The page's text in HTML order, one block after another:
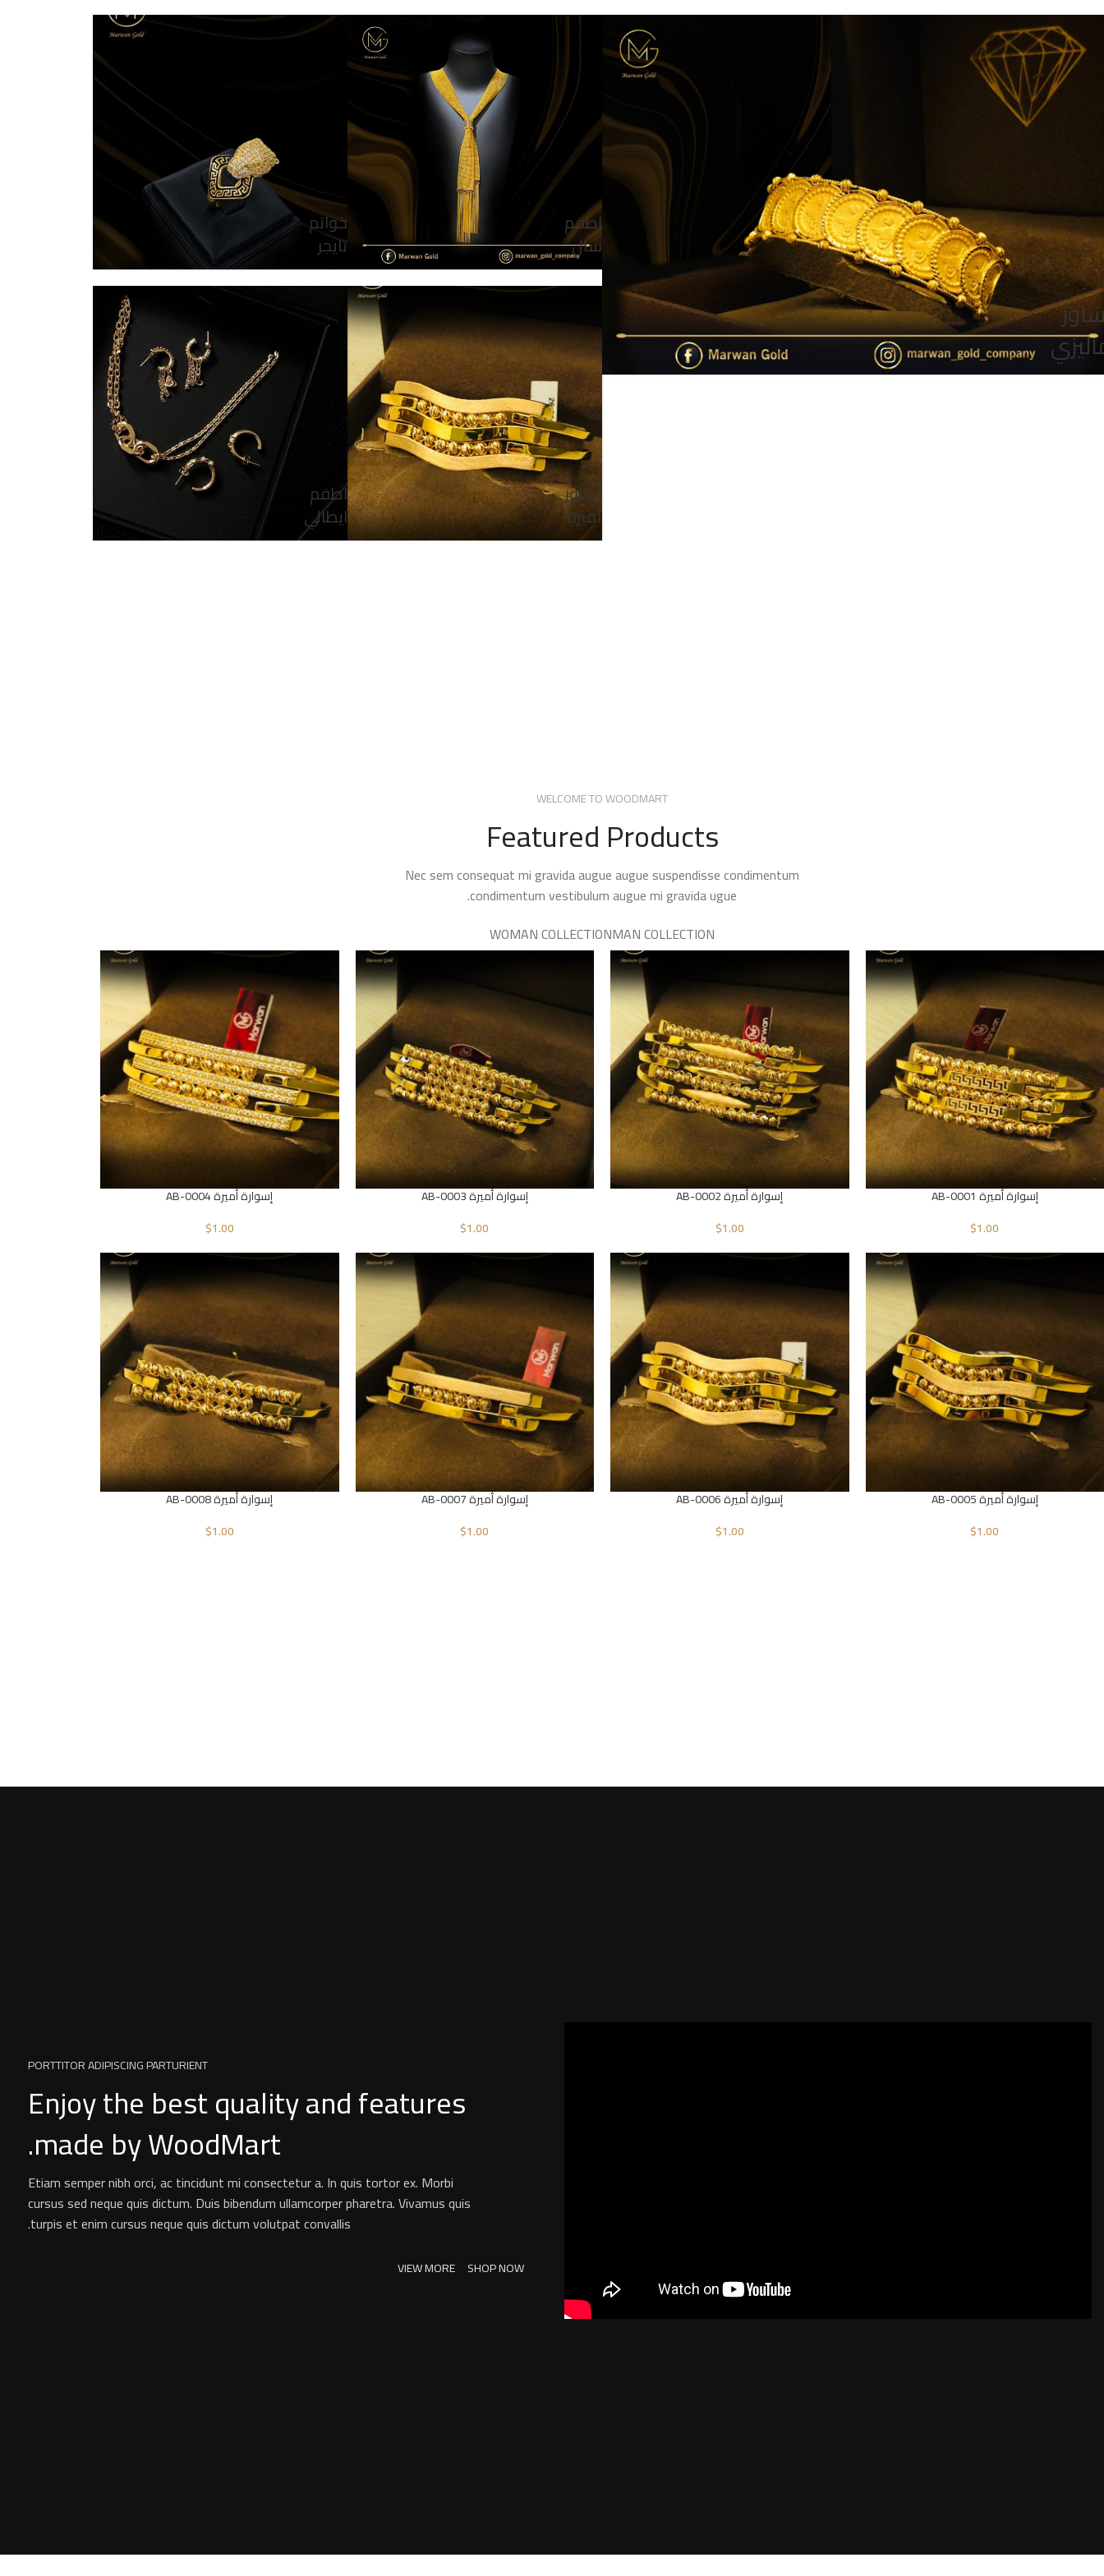
اطقم
شال
خواتم
تايجر
أساور
أميرة
اطقم
ايطالي
WELCOME TO WOODMART
Featured Products
Nec sem consequat mi gravida augue augue suspendisse condimentum
condimentum vestibulum augue mi gravida ugue.
MAN COLLECTION
WOMAN COLLECTION
إسوارة أميرة AB-0001
$1.00
إسوارة أميرة AB-0002
$1.00
إسوارة أميرة AB-0003
$1.00
إسوارة أميرة AB-0004
$1.00
إسوارة أميرة AB-0005
$1.00
إسوارة أميرة AB-0006
$1.00
إسوارة أميرة AB-0007
$1.00
إسوارة أميرة AB-0008
$1.00
PORTTITOR ADIPISCING PARTURIENT
Enjoy the best quality and features
made by WoodMart.
Etiam semper nibh orci, ac tincidunt mi consectetur a. In quis tortor ex. Morbi
cursus sed neque quis dictum. Duis bibendum ullamcorper pharetra. Vivamus quis
turpis et enim cursus neque quis dictum volutpat convallis.
SHOP NOW
VIEW MORE